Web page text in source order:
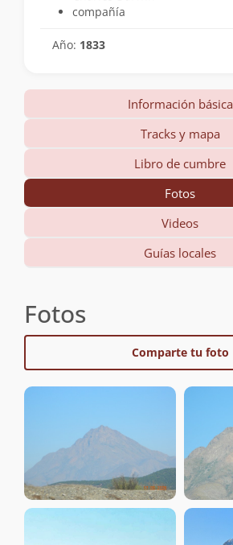
compañía
Año: 1833
Información básica
Tracks y mapa
Libro de cumbre
Fotos
Videos
Guías locales
Fotos
Comparte tu foto